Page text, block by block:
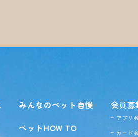
みんなのペット自慢
ペットHOW TO
会員募
アプリ
カード